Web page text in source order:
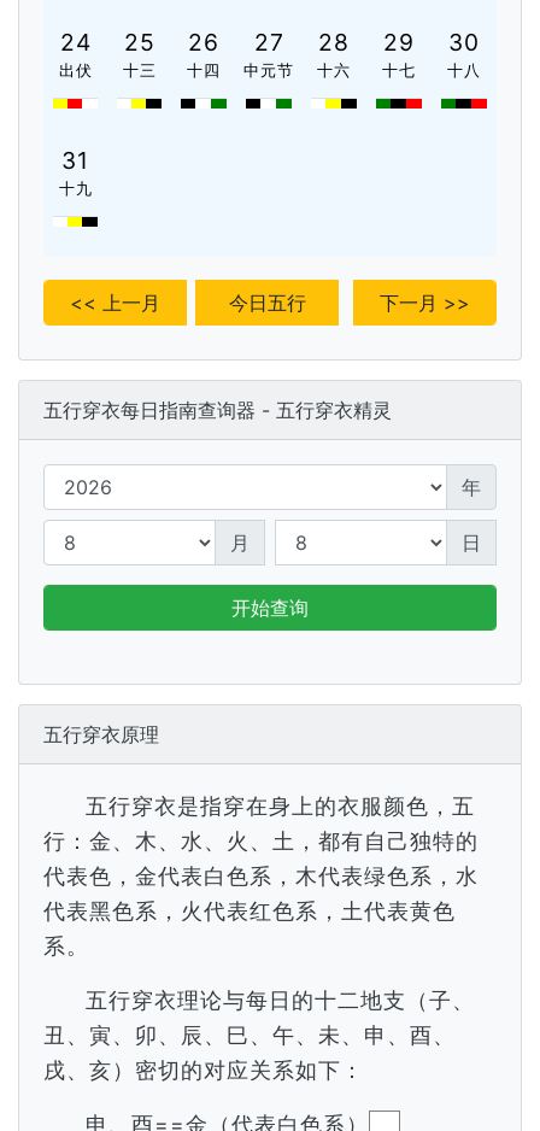
24
出伏
25
十三
26
十四
27
中元节
28
十六
29
十七
30
十八
31
十九
<< 上一月 今日五行 下一月 >>
五行穿衣每日指南查询器 - 五行穿衣精灵
年
月 日
开始查询
五行穿衣原理
五行穿衣是指穿在身上的衣服颜色，五
行：金、木、水、火、土，都有自己独特的
代表色，金代表白色系，木代表绿色系，水
代表黑色系，火代表红色系，土代表黄色
系。
五行穿衣理论与每日的十二地支（子、
丑、寅、卯、辰、巳、午、未、申、酉、
戌、亥）密切的对应关系如下：
申、酉==金（代表白色系）